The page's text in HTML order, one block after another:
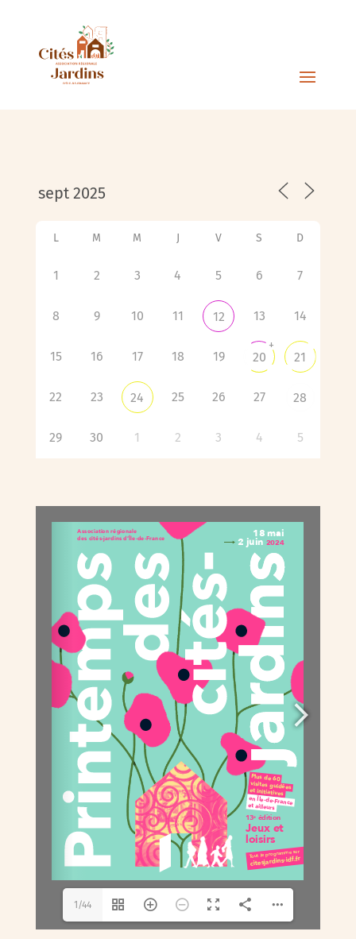
L M M J V S D
1 2 3 4 5 6 7
8 9 10 11 12 13 14
15 16 17 18 19 20
+
21
22 23 24 25 26 27 28
29 30 1 2 3 4 5
1/44